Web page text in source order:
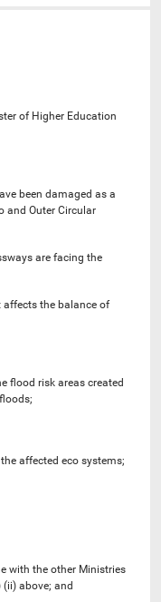
of Higher Education
been damaged as a
and Outer Circular
are facing the
the balance of
flood risk areas created
affected eco systems;
with the other Ministries
above; and